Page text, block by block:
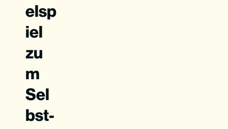
elsp
iel
zu
m
Sel
bst-